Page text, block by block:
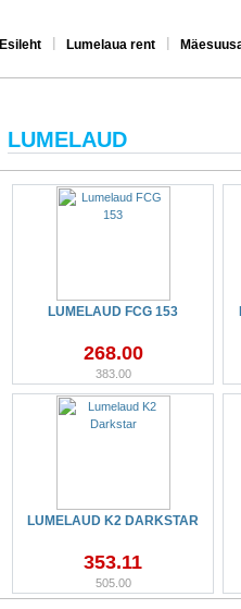
Esileht Lumelaua rent
LUMELAUD
LUMELAUD FCG 153
268.00
383.00
LUMELAUD K2 DARKSTAR
353.11
505.00